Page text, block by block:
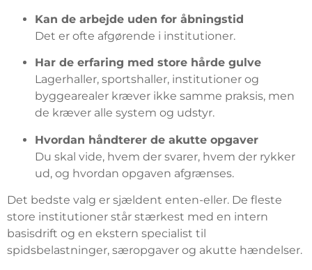
Kan de arbejde uden for åbningstid
Det er ofte afgørende i institutioner.
Har de erfaring med store hårde gulve
Lagerhaller, sportshaller, institutioner og
byggearealer kræver ikke samme praksis, men
de kræver alle system og udstyr.
Hvordan håndterer de akutte opgaver
Du skal vide, hvem der svarer, hvem der rykker
ud, og hvordan opgaven afgrænses.
Det bedste valg er sjældent enten-eller. De fleste
store institutioner står stærkest med en intern
basisdrift og en ekstern specialist til
spidsbelastninger, særopgaver og akutte hændelser.